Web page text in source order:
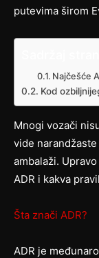
putevima širom
Najčešće
Kod
Mnogi vozači
vide
ambalaži.
ADR i kakva
Šta znači ADR?
ADR je